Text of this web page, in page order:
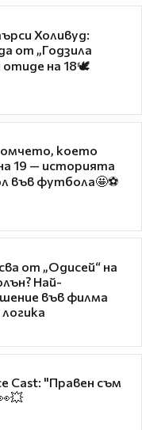
Холивуд:
от „Годзила
отиде на 18🕊️
което
19 — историята
във футбола🤩⚽
от „Одисей“ на
Най-
във филма
Cast: "Правен съм